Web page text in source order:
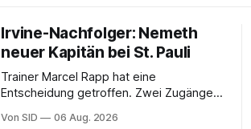
Irvine-Nachfolger: Nemeth
neuer Kapitän bei St. Pauli
Trainer Marcel Rapp hat eine
Entscheidung getroffen. Zwei Zugänge
Von SID 06 Aug. 2026